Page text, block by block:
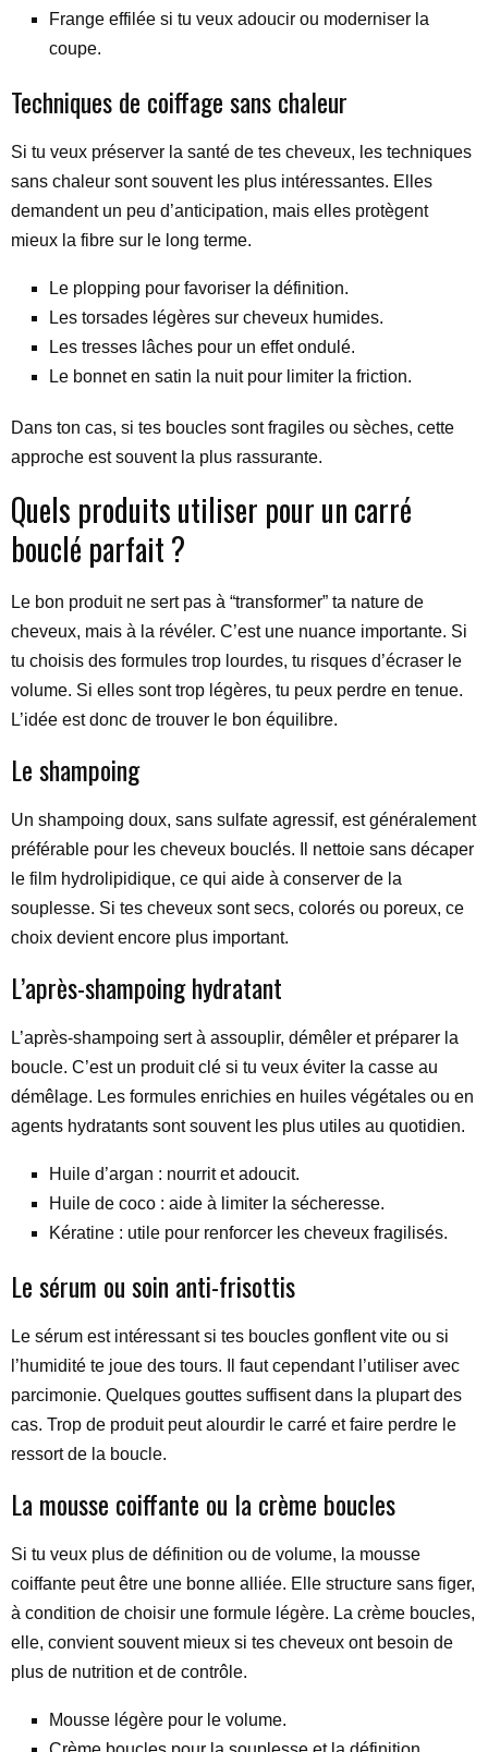
Frange effilée si tu veux adoucir ou moderniser la
coupe.
Techniques de coiffage sans chaleur
Si tu veux préserver la santé de tes cheveux, les techniques
sans chaleur sont souvent les plus intéressantes. Elles
demandent un peu d’anticipation, mais elles protègent
mieux la fibre sur le long terme.
Le plopping pour favoriser la définition.
Les torsades légères sur cheveux humides.
Les tresses lâches pour un effet ondulé.
Le bonnet en satin la nuit pour limiter la friction.
Dans ton cas, si tes boucles sont fragiles ou sèches, cette
approche est souvent la plus rassurante.
Quels produits utiliser pour un carré
bouclé parfait ?
Le bon produit ne sert pas à “transformer” ta nature de
cheveux, mais à la révéler. C’est une nuance importante. Si
tu choisis des formules trop lourdes, tu risques d’écraser le
volume. Si elles sont trop légères, tu peux perdre en tenue.
L’idée est donc de trouver le bon équilibre.
Le shampoing
Un shampoing doux, sans sulfate agressif, est généralement
préférable pour les cheveux bouclés. Il nettoie sans décaper
le film hydrolipidique, ce qui aide à conserver de la
souplesse. Si tes cheveux sont secs, colorés ou poreux, ce
choix devient encore plus important.
L’après-shampoing hydratant
L’après-shampoing sert à assouplir, démêler et préparer la
boucle. C’est un produit clé si tu veux éviter la casse au
démêlage. Les formules enrichies en huiles végétales ou en
agents hydratants sont souvent les plus utiles au quotidien.
Huile d’argan : nourrit et adoucit.
Huile de coco : aide à limiter la sécheresse.
Kératine : utile pour renforcer les cheveux fragilisés.
Le sérum ou soin anti-frisottis
Le sérum est intéressant si tes boucles gonflent vite ou si
l’humidité te joue des tours. Il faut cependant l’utiliser avec
parcimonie. Quelques gouttes suffisent dans la plupart des
cas. Trop de produit peut alourdir le carré et faire perdre le
ressort de la boucle.
La mousse coiffante ou la crème boucles
Si tu veux plus de définition ou de volume, la mousse
coiffante peut être une bonne alliée. Elle structure sans figer,
à condition de choisir une formule légère. La crème boucles,
elle, convient souvent mieux si tes cheveux ont besoin de
plus de nutrition et de contrôle.
Mousse légère pour le volume.